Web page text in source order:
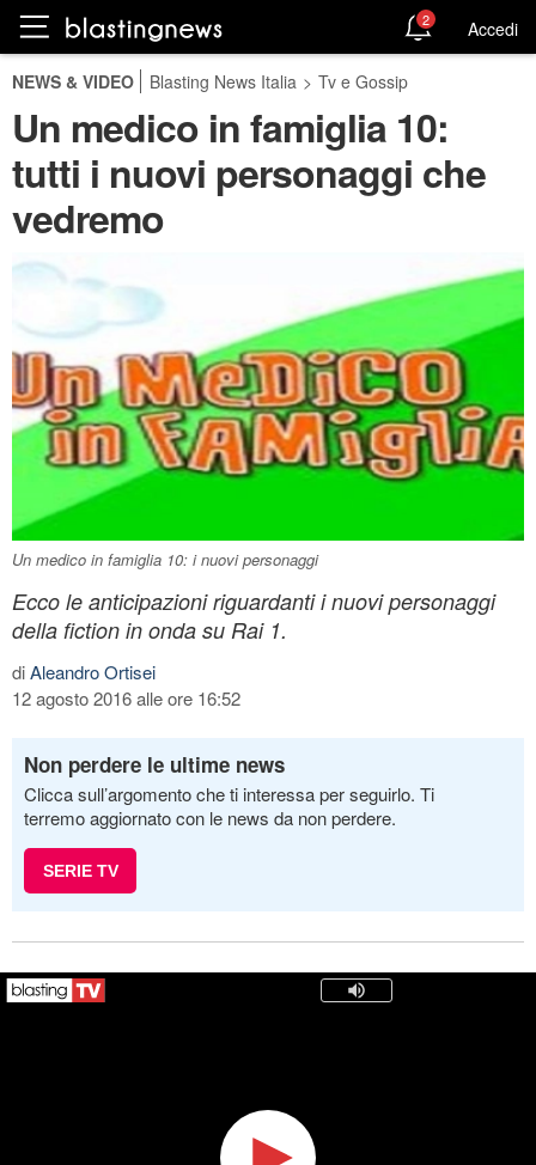
2 Accedi
NEWS & VIDEO Blasting News Italia > Tv e Gossip
Un medico in famiglia 10:
tutti i nuovi personaggi che
vedremo
Un medico in famiglia 10: i nuovi personaggi
Ecco le anticipazioni riguardanti i nuovi personaggi
della fiction in onda su Rai 1.
diAleandro Ortisei
12 agosto 2016 alle ore 16:52
Non perdere le ultime news
Clicca sull’argomento che ti interessa per seguirlo. Ti
terremo aggiornato con le news da non perdere.
SERIE TV